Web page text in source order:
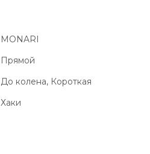
MONARI
Прямой
До колена, Короткая
Хаки